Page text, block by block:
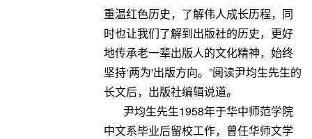
重温红色历史，了解伟人成长历程，同
时也让我们了解到出版社的历史，更好
地传承老一辈出版人的文化精神，始终
坚持‘两为'出版方向。”阅读尹均生先生的
长文后，出版社编辑说道。
尹均生先生1958年于华中师范学院
中文系毕业后留校工作，曾任华师文学